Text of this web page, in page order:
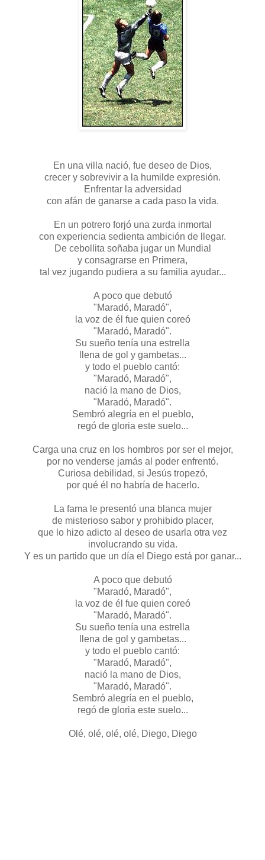
En una villa nació, fue deseo de Dios,
crecer y sobrevivir a la humilde expresión.
Enfrentar la adversidad
con afán de ganarse a cada paso la vida.
En un potrero forjó una zurda inmortal
con experiencia sedienta ambición de llegar.
De cebollita soñaba jugar un Mundial
y consagrarse en Primera,
tal vez jugando pudiera a su familia ayudar...
A poco que debutó
"Maradó, Maradó",
la voz de él fue quien coreó
"Maradó, Maradó".
Su sueño tenía una estrella
llena de gol y gambetas...
y todo el pueblo cantó:
"Maradó, Maradó",
nació la mano de Dios,
"Maradó, Maradó".
Sembró alegría en el pueblo,
regó de gloria este suelo...
Carga una cruz en los hombros por ser el mejor,
por no venderse jamás al poder enfrentó.
Curiosa debilidad, si Jesús tropezó,
por qué él no habría de hacerlo.
La fama le presentó una blanca mujer
de misterioso sabor y prohibido placer,
que lo hizo adicto al deseo de usarla otra vez
involucrando su vida.
Y es un partido que un día el Diego está por ganar...
A poco que debutó
"Maradó, Maradó",
la voz de él fue quien coreó
"Maradó, Maradó".
Su sueño tenía una estrella
llena de gol y gambetas...
y todo el pueblo cantó:
"Maradó, Maradó",
nació la mano de Dios,
"Maradó, Maradó".
Sembró alegría en el pueblo,
regó de gloria este suelo...
Olé, olé, olé, olé, Diego, Diego